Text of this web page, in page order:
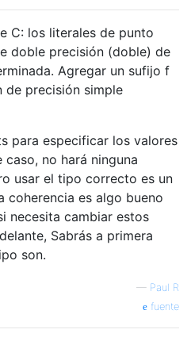
C: los literales de punto
doble precisión (doble) de
Agregar un sufijo f
de precisión simple
para especificar los valores
caso, no hará ninguna
usar el tipo correcto es un
coherencia es algo bueno
necesita cambiar estos
Sabrás a primera
son.
— Paul R
fuente